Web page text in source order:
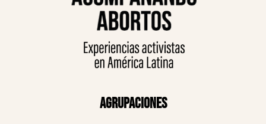
Agrupaciones